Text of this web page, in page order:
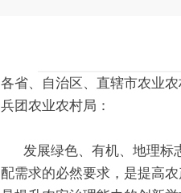
各省、自治区、直辖市农业
兵团农业农村局：
发展绿色、有机、地理标
配需求的必然要求，是提高